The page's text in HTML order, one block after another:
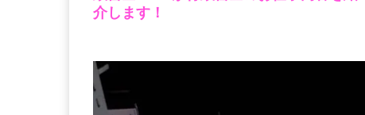
介します！